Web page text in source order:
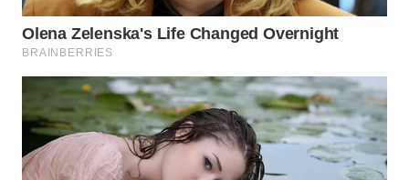
WAHANANEWS
CO ID
WAHANANEWS
NET
WAHANA
SPORT